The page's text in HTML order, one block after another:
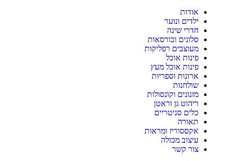
אודות
ילדים ונוער
חדרי שינה
סלונים וכורסאות
מעוצבים רפליקות
פינות אוכל
פינות אוכל מעץ
ארונות וספריות
שולחנות
מזנונים וקונסולות
ריהוט גן וראטן
כלים סניטריים
תאורה
אקססוריז ומראות
עיצוב מכולה
צור קשר